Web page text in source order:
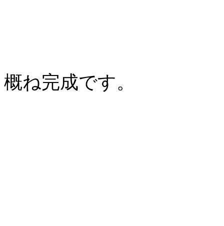
概ね完成です。